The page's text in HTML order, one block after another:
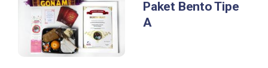
Paket Bento Tipe
A